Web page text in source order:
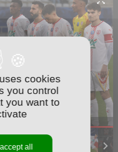
cookies
you control
you want to
all